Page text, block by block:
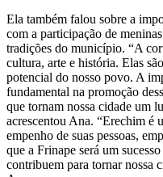
Ela também falou sobre a
com a participação de
tradições do município. “A
cultura, arte e história. Elas
potencial do nosso povo. A
fundamental na promoção
que tornam nossa cidade um
acrescentou Ana. “Erechim é
empenho de suas pessoas,
que a Frinape será um
contribuem para tornar nossa